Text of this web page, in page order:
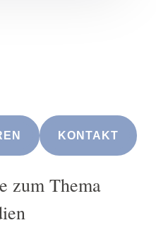
KONTAKT
zum Thema